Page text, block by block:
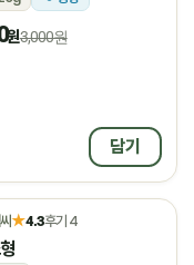
원3,000원
담기
★4.3후기 4